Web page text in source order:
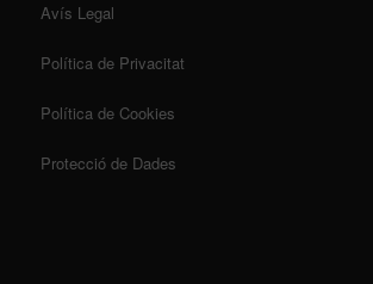
Avís Legal
Política de Privacitat
Política de Cookies
Protecció de Dades